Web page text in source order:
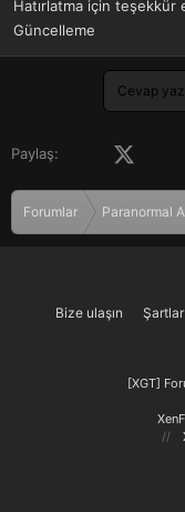
Hatırlatma için
Güncelleme
Cevap
Paylaş: Facebook
Forumlar Paranormal
Bize ulaşın
[XGT]